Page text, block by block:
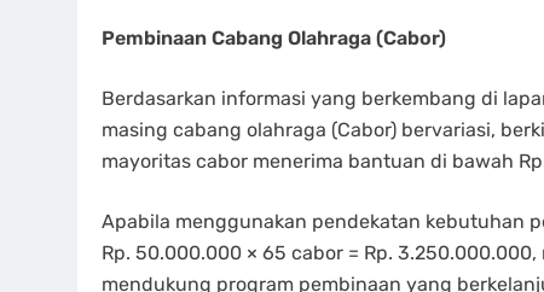
Pembinaan Cabang Olahraga (Cabor)
Berdasarkan informasi yang berkembang di
masing cabang olahraga (Cabor) bervariasi,
mayoritas cabor menerima bantuan di bawah
Apabila menggunakan pendekatan kebutuhan
Rp. 50.000.000 × 65 cabor = Rp.
mendukung program pembinaan yang